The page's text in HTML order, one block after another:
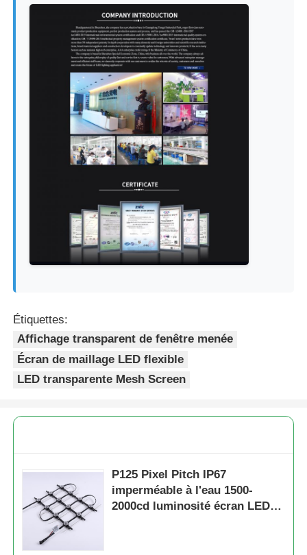
Étiquettes:
Affichage transparent de fenêtre menée
Écran de maillage LED flexible
LED transparente Mesh Screen
P125 Pixel Pitch IP67
imperméable à l'eau 1500-
2000cd luminosité écran LED